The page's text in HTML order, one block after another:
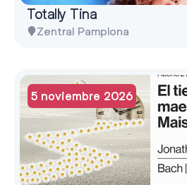
Totally Tina
Zentral Pamplona
5 noviembre 2026